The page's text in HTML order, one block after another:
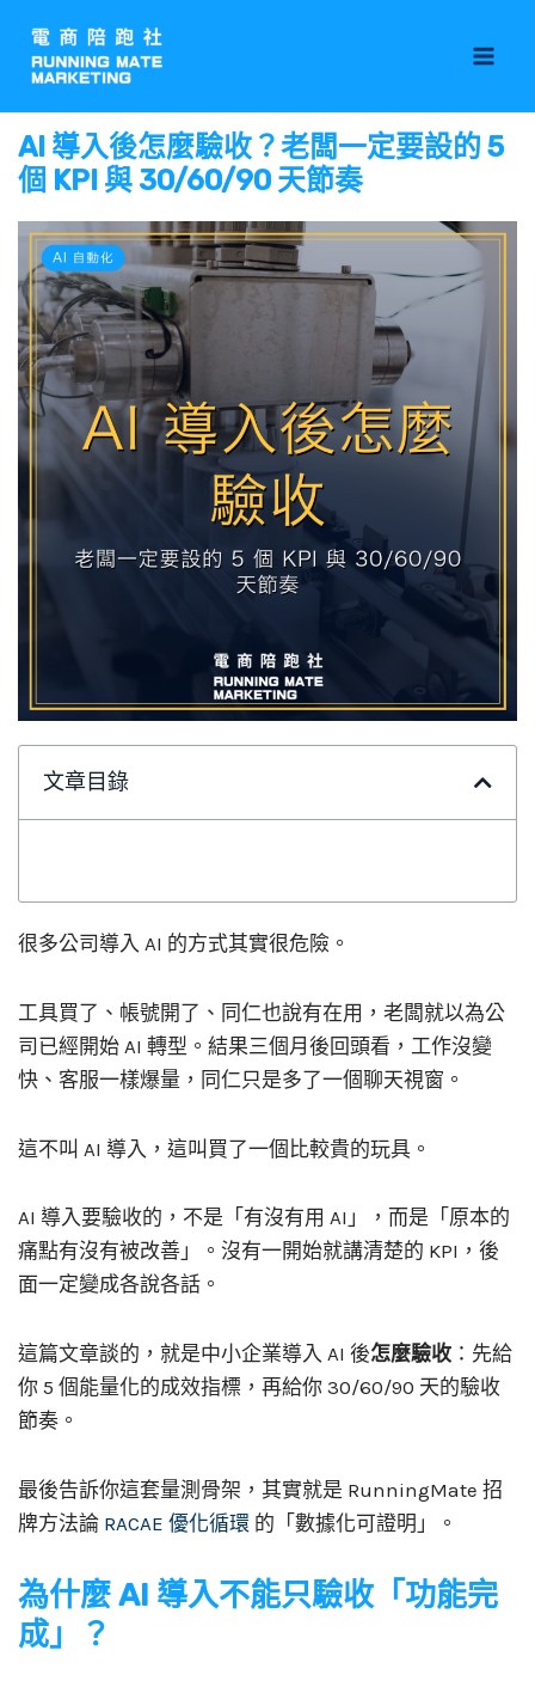
要
內
容
AI 導入後怎麼驗收？老闆一定要設的 5
個 KPI 與 30/60/90 天節奏
文章目錄
很多公司導入 AI 的方式其實很危險。
工具買了、帳號開了、同仁也說有在用，老闆就以為公
司已經開始 AI 轉型。結果三個月後回頭看，工作沒變
快、客服一樣爆量，同仁只是多了一個聊天視窗。
這不叫 AI 導入，這叫買了一個比較貴的玩具。
AI 導入要驗收的，不是「有沒有用 AI」，而是「原本的
痛點有沒有被改善」。沒有一開始就講清楚的 KPI，後
面一定變成各說各話。
這篇文章談的，就是中小企業導入 AI 後怎麼驗收 ：先給
你 5 個能量化的成效指標，再給你 30/60/90 天的驗收
節奏。
最後告訴你這套量測骨架，其實就是 RunningMate 招
牌方法論 RACAE 優化循環 的「數據化可證明」。
為什麼 AI 導入不能只驗收「功能完
成」？